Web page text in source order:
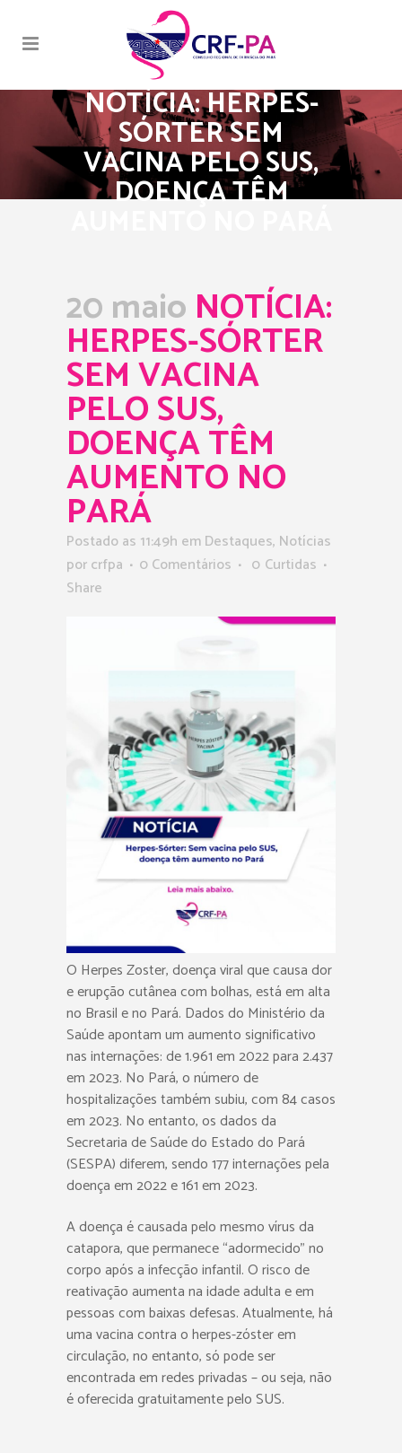
NOTÍCIA: HERPES-
SÓRTER SEM
VACINA PELO SUS,
DOENÇA TÊM
20 maio NOTÍCIA:
HERPES-SÓRTER
SEM VACINA
PELO SUS,
DOENÇA TÊM
AUMENTO NO
PARÁ
Postado as 11:49h emDestaques, Notícias
porcrfpa 0 Comentários 0 Curtidas
Share
O Herpes Zoster, doença viral que causa dor
e erupção cutânea com bolhas, está em alta
no Brasil e no Pará. Dados do Ministério da
Saúde apontam um aumento significativo
nas internações: de 1.961 em 2022 para 2.437
em 2023. No Pará, o número de
hospitalizações também subiu, com 84 casos
em 2023. No entanto, os dados da
Secretaria de Saúde do Estado do Pará
(SESPA) diferem, sendo 177 internações pela
doença em 2022 e 161 em 2023.
A doença é causada pelo mesmo vírus da
catapora, que permanece “adormecido” no
corpo após a infecção infantil. O risco de
reativação aumenta na idade adulta e em
pessoas com baixas defesas. Atualmente, há
uma vacina contra o herpes-zóster em
circulação, no entanto, só pode ser
encontrada em redes privadas – ou seja, não
é oferecida gratuitamente pelo SUS.